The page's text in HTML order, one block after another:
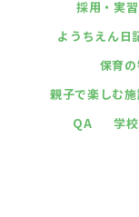
採用・実
ようちえん日
保育
親子で楽しむ
QA
学